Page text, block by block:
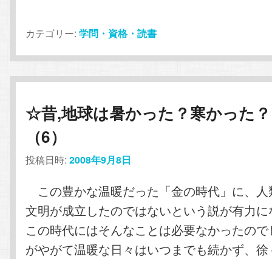
カテゴリー: 学問・資格・読書
☆昔,地球は暑かった？寒かった？
（6）
投稿日時:2008年9月8日
この豊かな温暖だった「金の時代」に、
文明が成立したのではないという説が有力
この時代にはそんなことは必要なかったの
がやがて温暖な日々はいつまでも続かず、